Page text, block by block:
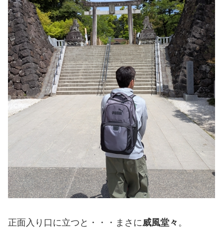
正面入り口に立つと・・・まさに威風堂々 。